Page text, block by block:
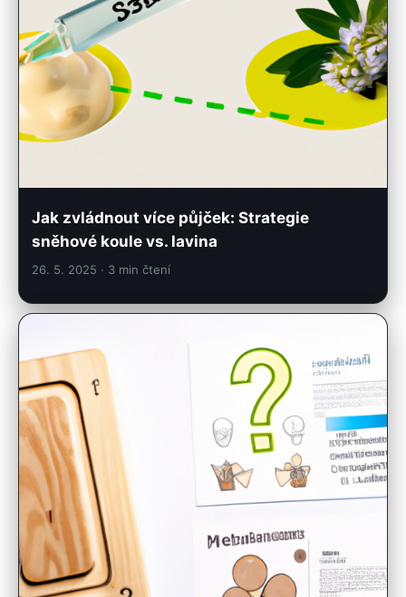
Jak zvládnout více půjček: Strategie
sněhové koule vs. lavina
26. 5. 2025 · 3 min čtení